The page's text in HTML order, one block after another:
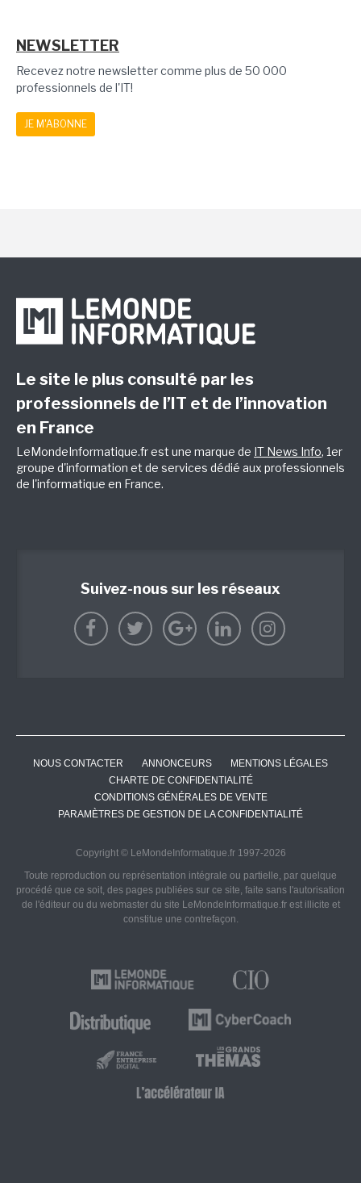
NEWSLETTER
Recevez notre newsletter comme plus de 50 000
professionnels de l'IT!
JE M'ABONNE
Le site le plus consulté par les
professionnels de l’IT et de l’innovation
en France
LeMondeInformatique.fr est une marque de IT News Info, 1er
groupe d'information et de services dédié aux professionnels
de l'informatique en France.
Suivez-nous sur les réseaux
NOUS CONTACTER ANNONCEURS
MENTIONS LÉGALES
CHARTE DE CONFIDENTIALITÉ
CONDITIONS GÉNÉRALES DE VENTE
PARAMÈTRES DE GESTION DE LA CONFIDENTIALITÉ
Copyright © LeMondeInformatique.fr 1997-2026
Toute reproduction ou représentation intégrale ou partielle, par quelque
procédé que ce soit, des pages publiées sur ce site, faite sans l'autorisation
de l'éditeur ou du webmaster du site LeMondeInformatique.fr est illicite et
constitue une contrefaçon.